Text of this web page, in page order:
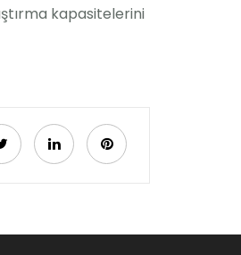
kapasitelerini